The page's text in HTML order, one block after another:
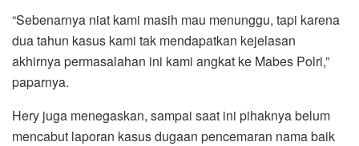
“Sebenarnya niat kami masih mau menunggu, tapi karena
dua tahun kasus kami tak mendapatkan kejelasan
akhirnya permasalahan ini kami angkat ke Mabes Polri,”
paparnya.
Hery juga menegaskan, sampai saat ini pihaknya belum
mencabut laporan kasus dugaan pencemaran nama baik